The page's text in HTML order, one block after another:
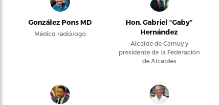
González Pons MD
Médico radiólogo
Hon. Gabriel “Gaby”
Hernández
Alcalde de Camuy y
presidente de la Federación
de Alcaldes